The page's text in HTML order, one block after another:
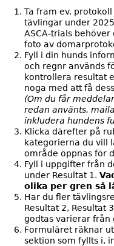
Ta fram ev.
tävlingar under
ASCA-trials
foto av
Fyll i din hunds
och regnr används
kontrollera resultat
noga med att få
(Om du får
redan använts,
inkludera hundens
Klicka därefter på
kategorierna du vill
område öppnas för
Fyll i uppgifter från
under Resultat 1.
olika per gren så
Har du fler
Resultat 2, Resultat
godtas varierar från
Formuläret räknar
sektion som fyllts i,